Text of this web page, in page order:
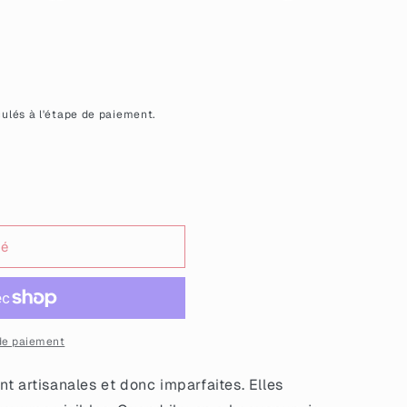
à l'étape de paiement.
paiement
artisanales et donc imparfaites. Elles